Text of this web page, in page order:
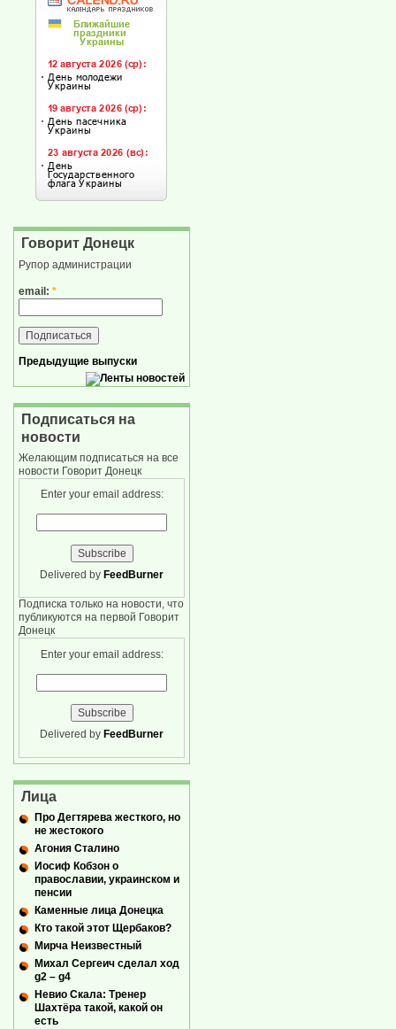
Говорит Донецк
Рупор администрации
email: *
Предыдущие выпуски
Подписаться на
новости
Желающим подписаться на все
новости Говорит Донецк
Enter your email address:
Delivered by FeedBurner
Подписка только на новости, что
публикуются на первой Говорит
Донецк
Enter your email address:
Delivered by FeedBurner
Лица
Про Дегтярева жесткого, но
не жестокого
Агония Сталино
Иосиф Кобзон о
православии, украинском и
пенсии
Каменные лица Донецка
Кто такой этот Щербаков?
Мирча Неизвестный
Михал Сергеич сделал ход
g2 – g4
Невио Скала: Тренер
Шахтёра такой, какой он
есть